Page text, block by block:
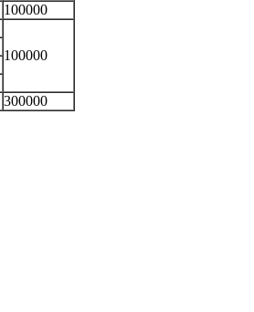
100000
100000
300000